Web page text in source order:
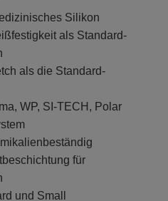
Silikon
als Standard-
als die Standard-
WP, SI-TECH, Polar
für
und Small